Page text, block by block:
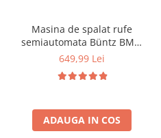
Masina de spalat rufe
semiautomata Büntz BMS-
72, 7 Kg, Capacitate rufe
Alb/Albastru
649,99 Lei
ADAUGA IN COS